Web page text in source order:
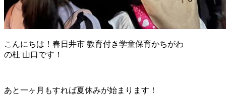
こんにちは！春日井市 教育付き学童保育かちがわ
の杜 山口です！
あと一ヶ月もすれば夏休みが始まります！